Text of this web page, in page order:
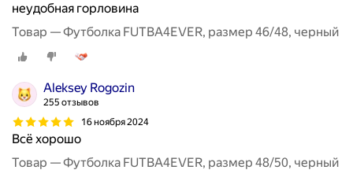
неудобная горловина
Товар — Футболка FUTBA4EVER, размер 46/48, черный
Aleksey Rogozin
255 отзывов
16 ноября 2024
Всё хорошо
Товар — Футболка FUTBA4EVER, размер 48/50, черный